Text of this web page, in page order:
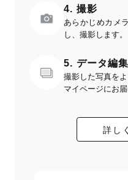
4. 撮影
あらかじめカメ
し、撮影します。
5. データ編
撮影した写真を
マイページにお届
詳し